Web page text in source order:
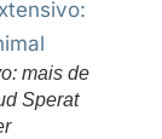
mais de
Sperat